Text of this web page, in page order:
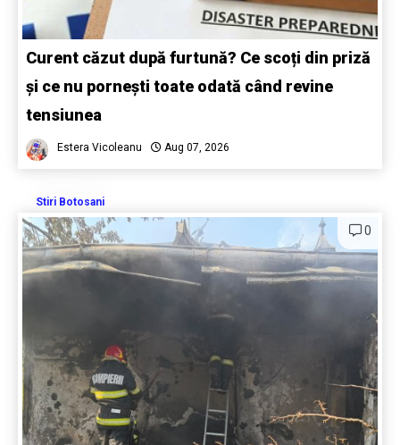
Curent căzut după furtună? Ce scoți din priză
și ce nu pornești toate odată când revine
tensiunea
Estera Vicoleanu Aug 07, 2026
Stiri Botosani
0